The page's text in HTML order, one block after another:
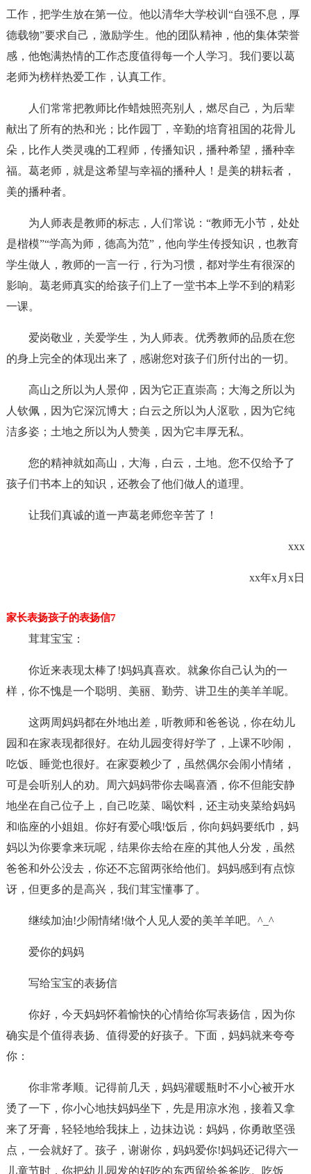
工作，把学生放在第一位。他以清华大学校训“自强不息，厚
德载物”要求自己，激励学生。他的团队精神，他的集体荣誉
感，他饱满热情的工作态度值得每一个人学习。我们要以葛
老师为榜样热爱工作，认真工作。
人们常常把教师比作蜡烛照亮别人，燃尽自己，为后辈
献出了所有的热和光；比作园丁，辛勤的培育祖国的花骨儿
朵，比作人类灵魂的工程师，传播知识，播种希望，播种幸
福。葛老师，就是这希望与幸福的播种人！是美的耕耘者，
美的播种者。
为人师表是教师的标志，人们常说：“教师无小节，处处
是楷模”“学高为师，德高为范”，他向学生传授知识，也教育
学生做人，教师的一言一行，行为习惯，都对学生有很深的
影响。葛老师真实的给孩子们上了一堂书本上学不到的精彩
一课。
爱岗敬业，关爱学生，为人师表。优秀教师的品质在您
的身上完全的体现出来了，感谢您对孩子们所付出的一切。
高山之所以为人景仰，因为它正直崇高；大海之所以为
人钦佩，因为它深沉博大；白云之所以为人沤歌，因为它纯
洁多姿；土地之所以为人赞美，因为它丰厚无私。
您的精神就如高山，大海，白云，土地。您不仅给予了
孩子们书本上的知识，还教会了他们做人的道理。
让我们真诚的道一声葛老师您辛苦了！
xxx
xx年x月x日
家长表扬孩子的表扬信7
茸茸宝宝：
你近来表现太棒了!妈妈真喜欢。就象你自己认为的一
样，你不愧是一个聪明、美丽、勤劳、讲卫生的美羊羊呢。
这两周妈妈都在外地出差，听教师和爸爸说，你在幼儿
园和在家表现都很好。在幼儿园变得好学了，上课不吵闹，
吃饭、睡觉也很好。在家耍赖少了，虽然偶尔会闹小情绪，
可是会听别人的劝。周六妈妈带你去喝喜酒，你不但能安静
地坐在自己位子上，自己吃菜、喝饮料，还主动夹菜给妈妈
和临座的小姐姐。你好有爱心哦!饭后，你向妈妈要纸巾，妈
妈以为你要拿来玩呢，结果你去给在座的其他人分发，虽然
爸爸和外公没去，你还不忘留两张给他们。妈妈感到有点惊
讶，但更多的是高兴，我们茸宝懂事了。
继续加油!少闹情绪!做个人见人爱的美羊羊吧。^_^
爱你的妈妈
写给宝宝的表扬信
你好，今天妈妈怀着愉快的心情给你写表扬信，因为你
确实是个值得表扬、值得爱的好孩子。下面，妈妈就来夸夸
你：
你非常孝顺。记得前几天，妈妈灌暖瓶时不小心被开水
烫了一下，你小心地扶妈妈坐下，先是用凉水泡，接着又拿
来了牙膏，轻轻地给我抹上，边抹边说：妈妈，你勇敢坚强
点，一会就好了。孩子，谢谢你，妈妈爱你!妈妈还记得六一
儿童节时，你把幼儿园发的好吃的东西留给爸爸吃。吃饭